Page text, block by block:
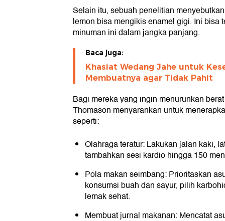
Selain itu, sebuah penelitian
lemon bisa mengikis enamel gigi. Ini bisa
minuman ini dalam jangka panjang.
Baca juga:
Khasiat Wedang Jahe untuk
Membuatnya agar Tidak Pahit
Bagi mereka yang ingin menurunkan
Thomason menyarankan untuk
seperti:
Olahraga teratur: Lakukan jalan kaki,
tambahkan sesi kardio hingga 150
Pola makan seimbang: Prioritaskan
konsumsi buah dan sayur, pilih
lemak sehat.
Membuat jurnal makanan: Mencatat